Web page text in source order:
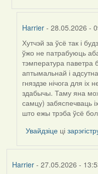
Harrier
Harrier - 28.05.2026 -
In
reply
to
by
nasta
Хутчэй за ўсё так і
ўжо не патрабуюць
тэмпература паветра
аптымальнай і
гняздзе нічога для
здабычы. Таму яна
самцу) забяспечваць
што ежы трэба ўсё
Увайдзіце ці
Harrier- 27.05.2026 -